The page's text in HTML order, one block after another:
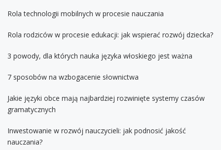
Rola technologii mobilnych w procesie nauczania
Rola rodziców w procesie edukacji: jak wspierać rozwój dziecka?
3 powody, dla których nauka języka włoskiego jest ważna
7 sposobów na wzbogacenie słownictwa
Jakie języki obce mają najbardziej rozwinięte systemy czasów
gramatycznych
Inwestowanie w rozwój nauczycieli: jak podnosić jakość
nauczania?